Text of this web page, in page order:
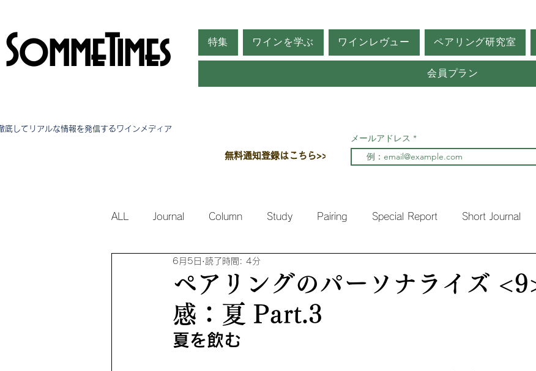
SommeTimes 特集 ワインを学ぶ ワインレヴュー ペアリング研究室
会員プラン
底してリアルな情報を発信する​ワインメディア
無料通知登録はこちら>>
メールアドレス
ALL Journal Column Study Pairing Special Report Short Journal
Side Stories
ペアリングのパーソナライズ
感：夏 Part.3
6月5日 読了時間: 4分
夏を飲む